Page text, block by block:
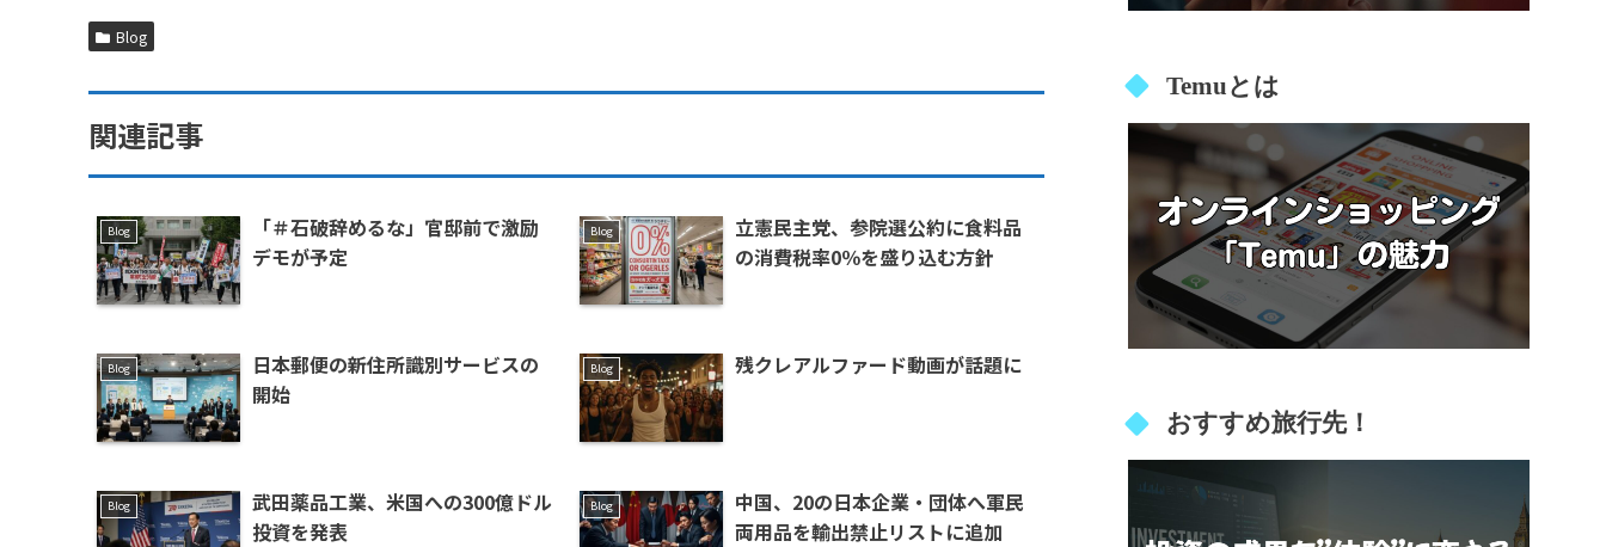
Blog
関連記事
Blog
「＃石破辞めるな」官邸前で激励
デモが予定
Blog
立憲民主党、参院選公約に食料品
の消費税率0％を盛り込む方針
Blog
日本郵便の新住所識別サービスの
開始
Blog 残クレアルファード動画が話題に
Blog
武田薬品工業、米国への300億ドル
投資を発表
Blog
中国、20の日本企業・団体へ軍民
両用品を輸出禁止リストに追加
Temuとは
おすすめ旅行先！